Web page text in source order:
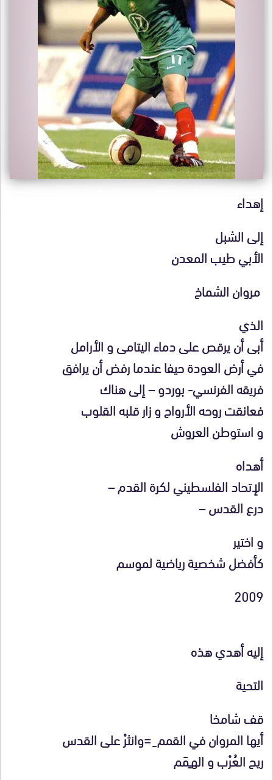
إهداء
إلى الشبل
الأبي طيب المعدن
مروان الشماخ
الذي
أبى أن يرقص على دماء اليتامى و الأرامل
في أرض العودة حيفا عندما رفض أن يرافق
فريقه الفرنسي- بوردو – إلى هناك
فعانقت روحه الأرواح و زار قلبه القلوب
و استوطن العروش
أهداه
الإتحاد الفلسطيني لكرة القدم –
درع القدس –
و اختير
كأفضل شخصية رياضية لموسم
2009
إليه أهدي هذه
التحية
قف شامخا
أيها المروان في القمم ِ =وانثرْ على القدس
ريح العُرْب و الهـِمَم